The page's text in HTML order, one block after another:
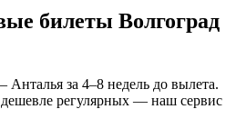
билеты Волгоград
за 4–8 недель до вылета.
регулярных — наш сервис